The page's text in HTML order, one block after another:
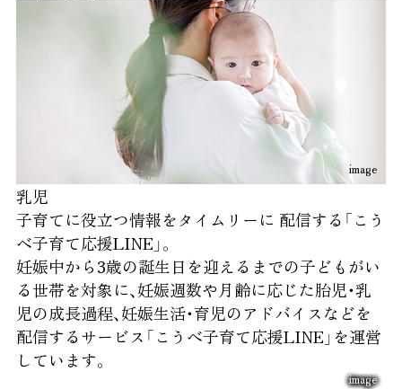
image
乳児
子育てに役立つ情報をタイムリーに 配信する「こう
べ子育て応援LINE」。
妊娠中から3歳の誕生日を迎えるまでの子どもがい
る世帯を対象に、妊娠週数や月齢に応じた胎児・乳
児の成長過程、妊娠生活・育児のアドバイスなどを
配信するサービス「こうべ子育て応援LINE」を運営
しています。
image